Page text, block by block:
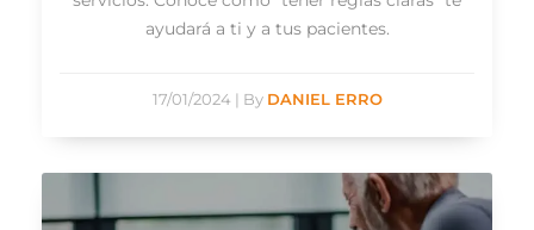
ayudará a ti y a tus pacientes.
17/01/2024 | By DANIEL ERRO